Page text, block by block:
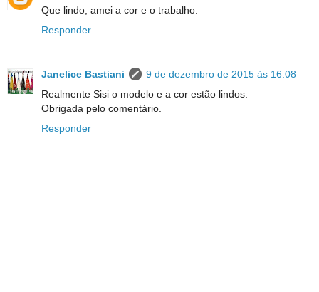
Que lindo, amei a cor e o trabalho.
Responder
Janelice Bastiani
9 de dezembro de 2015 às 16:08
Realmente Sisi o modelo e a cor estão lindos.
Obrigada pelo comentário.
Responder